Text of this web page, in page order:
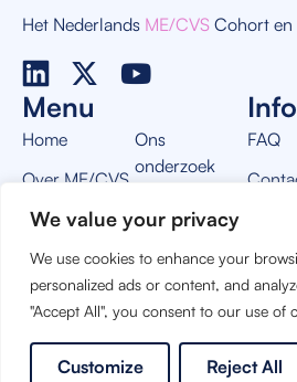
We value your privacy
We use cookies to enhance your
personalized ads or content, and
"Accept All", you consent to our use of
Customize Reject All
Het Nederlands ME/CVS Cohort en
Menu
Home
Over ME/CVS
Over NMCB
Ons
onderzoek
FAQ
DIT PROJECT WORDT